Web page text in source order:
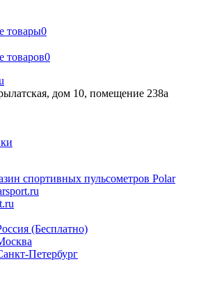
товары0
товаров0
дом 10, помещение 238а
(Бесплатно)
Петербург